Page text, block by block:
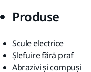
Produse
Scule electrice
Șlefuire fără praf
Abrazivi și compuși